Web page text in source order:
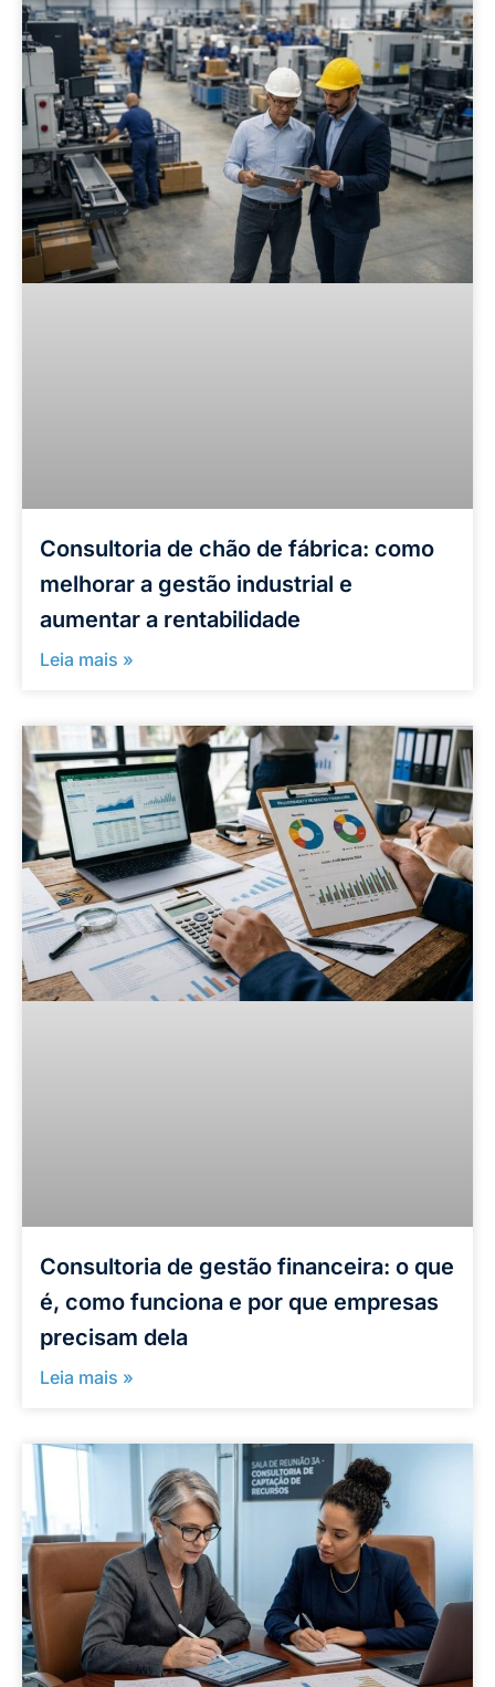
Consultoria de chão de fábrica: como
melhorar a gestão industrial e
aumentar a rentabilidade
Leia mais »
Consultoria de gestão financeira: o que
é, como funciona e por que empresas
precisam dela
Leia mais »